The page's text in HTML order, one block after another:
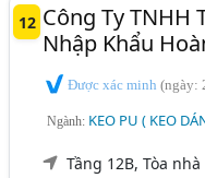
12 Công Ty TNHH
Nhập Khẩu
Được xác minh(ngày:
Ngành: KEO PU ( KEO
Tầng 12B, Tòa